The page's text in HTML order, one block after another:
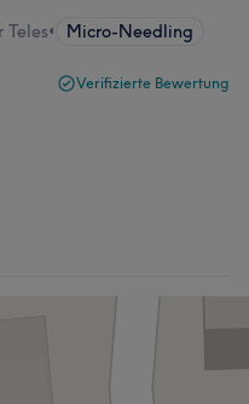
Teles• Micro-Needling
Verifizierte Bewertung